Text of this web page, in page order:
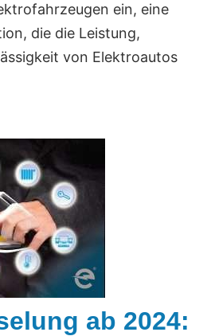
ein, eine
die die Leistung,
von Elektroautos
ab 2024: